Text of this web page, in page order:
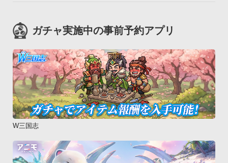
ガチャ実施中の事前予約アプリ
W三国志